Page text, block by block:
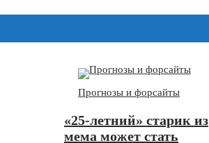
Прогнозы и форсайты
«25-летний» старик из
мема может стать